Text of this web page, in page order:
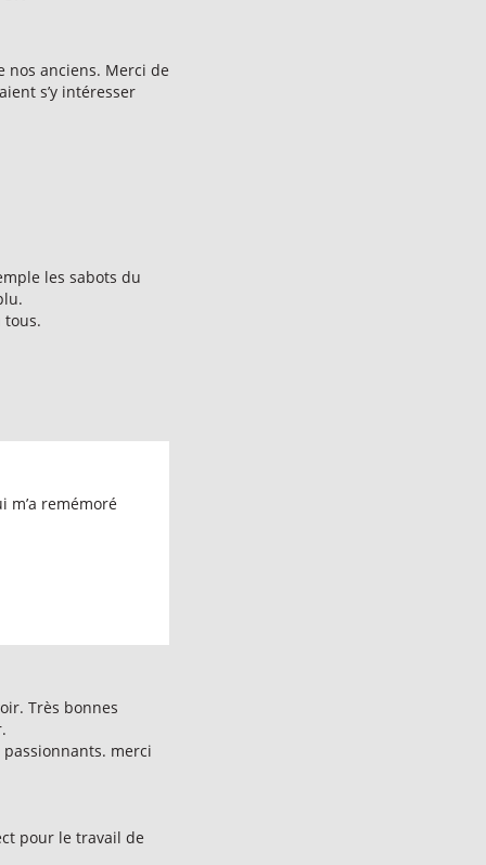
nos anciens. Merci de
s’y intéresser
les sabots du
tous.
m’a remémoré
Très bonnes
merci
pour le travail de